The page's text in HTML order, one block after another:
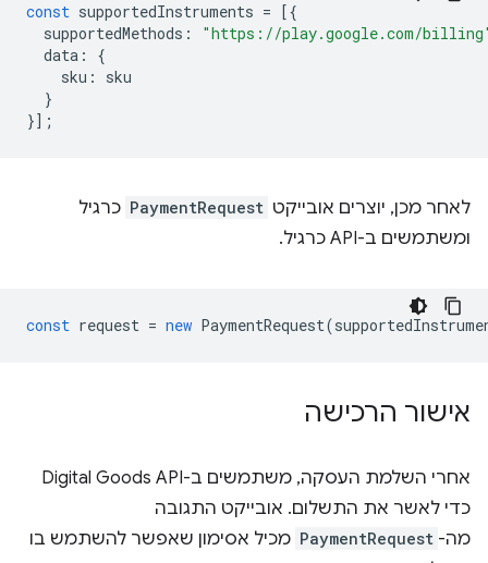
const supportedInstruments = [{
supportedMethods :
"https://play.google.com/
data :
{
sku :
sku
}
}];
לאחר מכן, יוצרים אובייקט PaymentRequest כרגיל
ומשתמשים ב-API כרגיל.
const request = new PaymentRequest(
אישור הרכישה
אחרי השלמת העסקה, משתמשים ב-Digital Goods API
כדי לאשר את התשלום. אובייקט התגובה
מה- PaymentRequest מכיל אסימון שאפשר להשתמש בו